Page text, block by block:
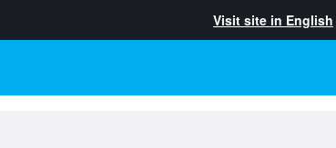
Visit site in English